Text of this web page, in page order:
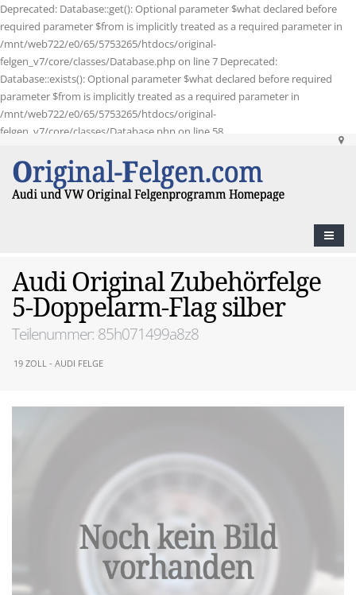
Deprecated: Database::get(): Optional parameter $what declared before
required parameter $from is implicitly treated as a required parameter in
/mnt/web722/e0/65/5753265/htdocs/original-
felgen_v7/core/classes/Database.php on line 7 Deprecated:
Database::exists(): Optional parameter $what declared before required
parameter $from is implicitly treated as a required parameter in
/mnt/web722/e0/65/5753265/htdocs/original-
felgen_v7/core/classes/Database.php on line 58
Audi Original Zubehörfelge
5-Doppelarm-Flag silber
Teilenummer: 85h071499a8z8
19 ZOLL - AUDI FELGE